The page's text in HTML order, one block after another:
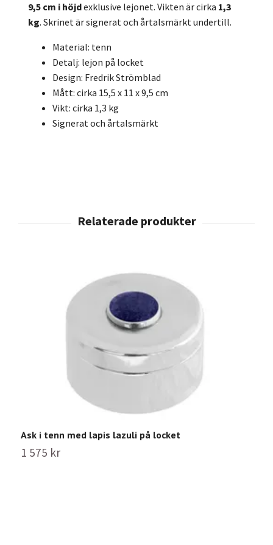
9,5 cm i höjdexklusive lejonet. Vikten är cirka 1,3
kg. Skrinet är signerat och årtalsmärkt undertill.
Material: tenn
Detalj: lejon på locket
Design: Fredrik Strömblad
Mått: cirka 15,5 x 11 x 9,5 cm
Vikt: cirka 1,3 kg
Signerat och årtalsmärkt
Ask i tenn med lapis lazuli på locket
1 575 kr